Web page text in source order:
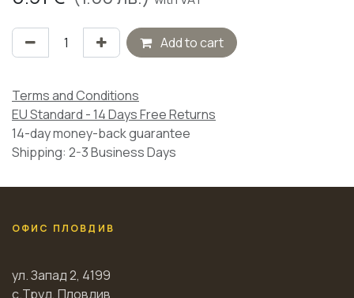
Add to cart
Terms and Conditions
EU Standard - 14 Days Free Returns
14-day money-back guarantee
Shipping: 2-3 Business Days
ОФИС ПЛОВДИВ
ул. Запад 2, 4199
с.Труд, Пловдив